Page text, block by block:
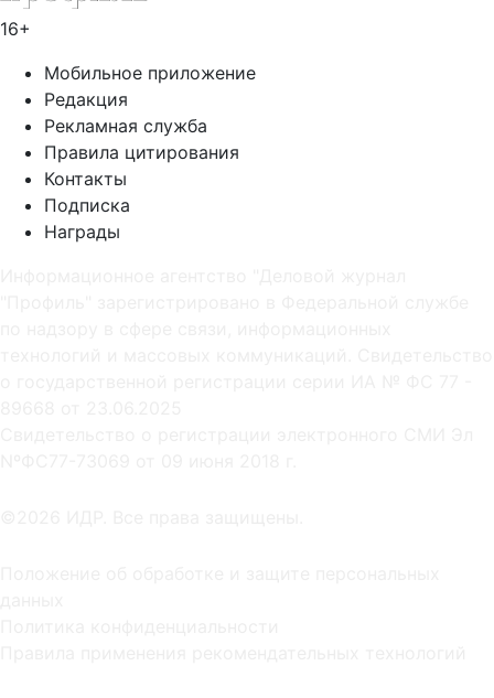
16+
Мобильное приложение
Редакция
Рекламная служба
Правила цитирования
Контакты
Подписка
Награды